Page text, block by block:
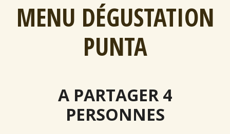
MENU DÉGUSTATION
PUNTA
A PARTAGER 4
PERSONNES